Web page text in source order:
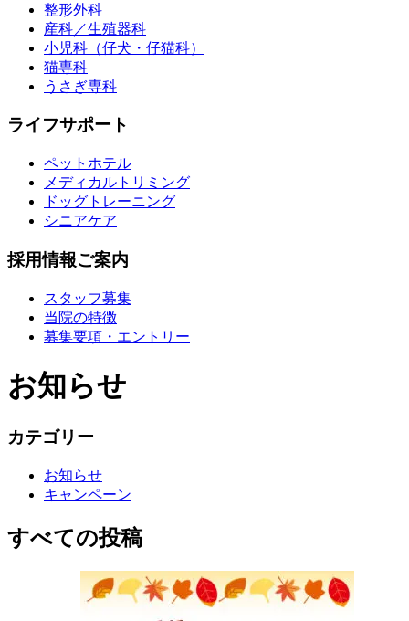
整形外科
産科／生殖器科
小児科（仔犬・仔猫科）
猫専科
うさぎ専科
ライフサポート
ペットホテル
メディカルトリミング
ドッグトレーニング
シニアケア
採用情報ご案内
スタッフ募集
当院の特徴
募集要項・エントリー
お知らせ
カテゴリー
お知らせ
キャンペーン
すべての投稿